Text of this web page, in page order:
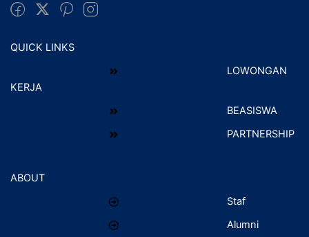
QUICK LINKS
LOWONGAN
KERJA
BEASISWA
PARTNERSHIP
ABOUT
Staf
Alumni